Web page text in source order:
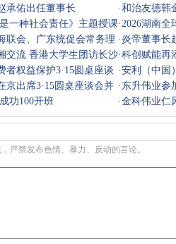
承佑出任董事长 ·和治友德韩
会
一种社会责任》主题授课·2026湖南全
诚出席 胡
联会、广东统促会常务理 ·炎帝董事长
交流 香港大学生团访长沙·科创赋能再
权益保护3·15圆桌座谈 ·安利（中国
女性峰会
京出席3·15圆桌座谈会并 · 东升伟业参
功100开班 ·金科伟业仁
严禁发布色情、暴力、反动的言论。